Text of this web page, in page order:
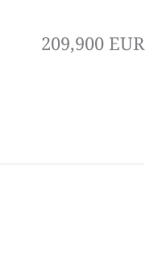
209,900 EUR